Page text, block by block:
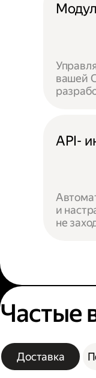
вашей
API-
и
не
Частые
Доставка